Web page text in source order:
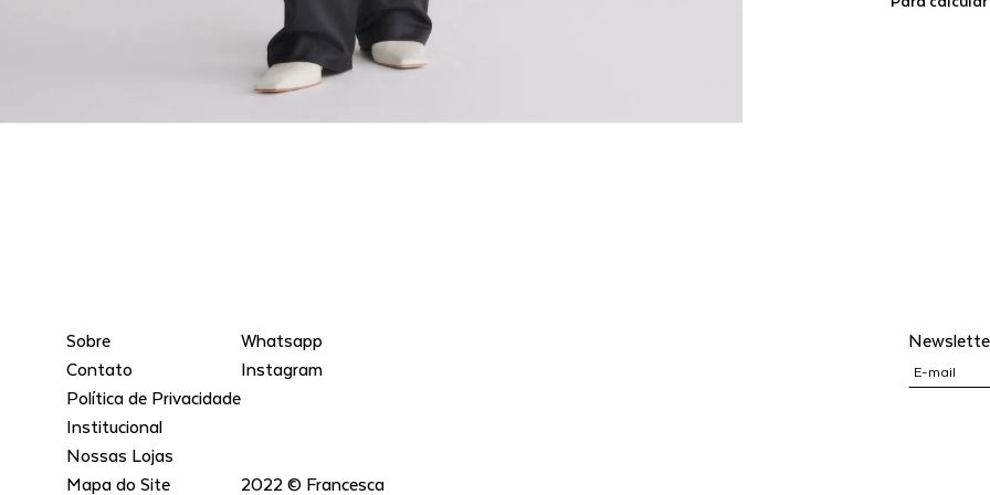
Sobre
Contato
Política de Privacidade
Institucional
Nossas Lojas
Mapa do Site
Whatsapp
Instagram
2022 © Francesca